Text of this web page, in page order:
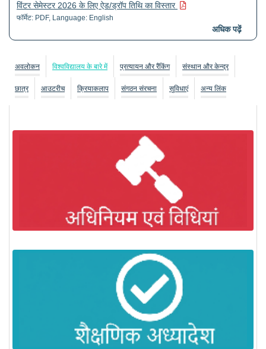
विंटर सेमेस्टर 2026 के लिए ऐड/ड्रॉप तिथि का विस्तार
फॉर्मेट: PDF, Language: English
अधिक पढ़ें
अवलोकन विश्वविद्यालय के बारे में प्रत्यायन और रैंकिंग संस्थान और केन्द्र
छात्र आउटरीच क्रियाकलाप संगठन संरचना सुविधाएं अन्य लिंक